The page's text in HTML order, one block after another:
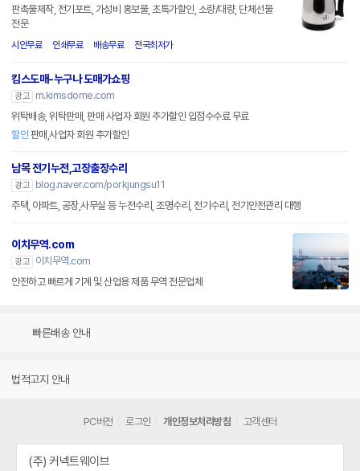
판촉물제작, 전기포트, 가성비 홍보물, 초특가할인, 소량/대량, 단체선물
전문
시안무료 인쇄무료 배송무료 전국최저가
킴스도매-누구나 도매가쇼핑
광고
m.kimsdome.com
위탁배송, 위탁판매, 판매 사업자 회원 추가할인 입점수수료 무료
할인 판매,사업자 회원 추가할인
남목 전기누전,고장출장수리
광고
blog.naver.com/porkjungsu11
주택, 아파트, 공장,사무실 등 누전수리, 조명수리, 전기수리, 전기안전관리 대행
이치무역.com
광고
이치무역.com
안전하고 빠르게 기계 및 산업용 제품 무역 전문업체
빠른배송 안내
법적고지 안내
PC버전 로그인 개인정보처리방침 고객센터
(주) 커넥트웨이브